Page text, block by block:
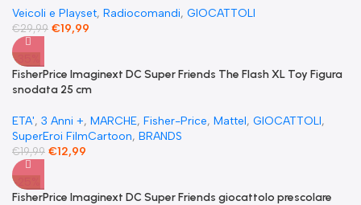
Veicoli e Playset, Radiocomandi, GIOCATTOLI
€29,99 €19,99
-35%
FisherPrice Imaginext DC Super Friends The Flash XL Toy Figura
snodata 25 cm
ETA', 3 Anni +, MARCHE, Fisher-Price, Mattel, GIOCATTOLI,
SuperEroi FilmCartoon, BRANDS
€19,99 €12,99
-25%
FisherPrice Imaginext DC Super Friends giocattolo prescolare